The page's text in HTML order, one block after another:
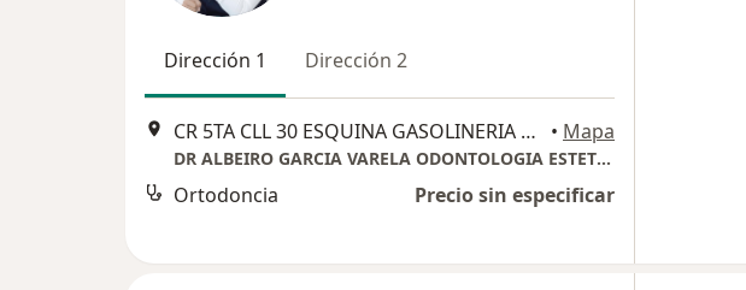
Dirección 1 Dirección 2
CR 5TA CLL 30 ESQUINA GASOLINERIA ECOS MANZANARES, Santa Marta • Mapa
DR ALBEIRO GARCIA VARELA ODONTOLOGIA ESTETICA AVANZADA
Ortodoncia Precio sin especificar